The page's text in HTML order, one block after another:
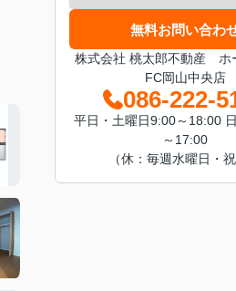
無料お問い合わ
株式会社 桃太郎不動産 ホ
FC岡山中央店
086-222-
平日・土曜日9:00～18:00
～17:00
（休：毎週水曜日・祝